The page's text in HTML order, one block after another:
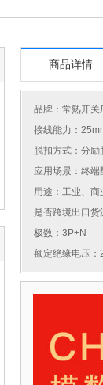
商品详情
品牌： 常熟开关
接线能力：
脱扣方式：分励
应用场景：终端
用途：工业、
是否跨境出口货
极数：3P+N
额定绝缘电压：